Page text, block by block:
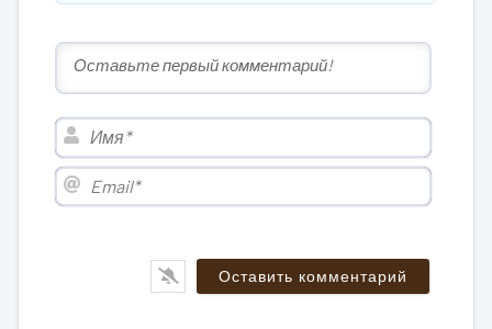
Имя*
Email*